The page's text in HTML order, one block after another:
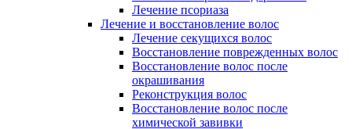
Лечение псориаза
Лечение и восстановление волос
Лечение секущихся волос
Восстановление поврежденных волос
Восстановление волос после
окрашивания
Реконструкция волос
Восстановление волос после
химической завивки